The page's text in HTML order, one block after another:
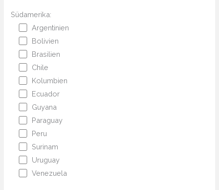
Südamerika:
Argentinien
Bolivien
Brasilien
Chile
Kolumbien
Ecuador
Guyana
Paraguay
Peru
Surinam
Uruguay
Venezuela